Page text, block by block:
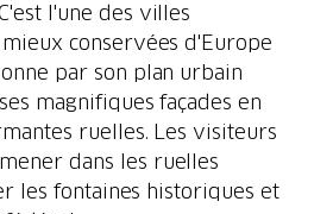
l'une des villes
conservées d'Europe
par son plan urbain
magnifiques façades en
ruelles. Les visiteurs
dans les ruelles
les fontaines historiques et